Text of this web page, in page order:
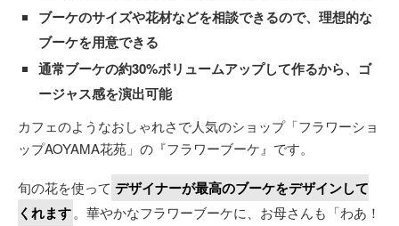
ブーケのサイズや花材などを相談できるので、理想的な
ブーケを用意できる
通常ブーケの約30%ボリュームアップして作るから、ゴ
ージャス感を演出可能
カフェのようなおしゃれさで人気のショップ「フラワーショ
ップAOYAMA花苑」の『フラワーブーケ』です。
旬の花を使って デザイナーが最高のブーケをデザインして
くれます。華やかなフラワーブーケに、お母さんも「わあ！